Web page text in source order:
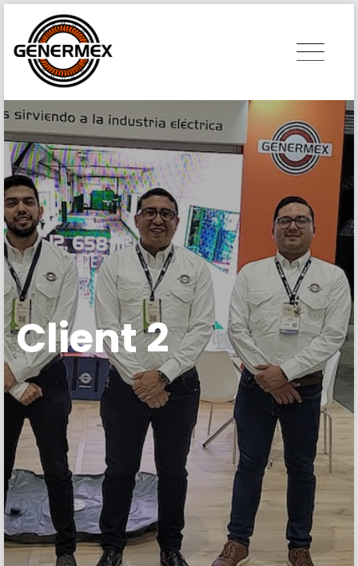
content
Client 2